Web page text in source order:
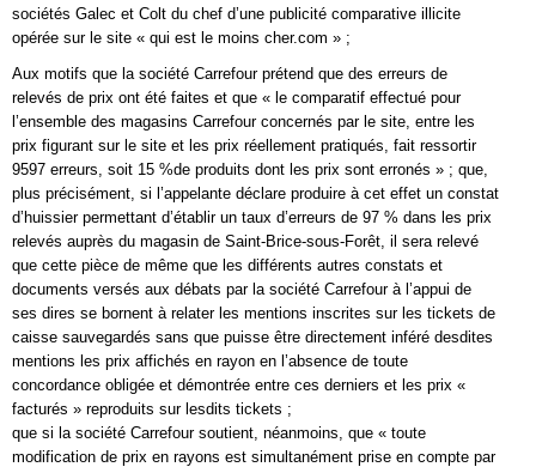
sociétés Galec et Colt du chef d’une publicité comparative illicite
opérée sur le site « qui est le moins cher.com » ;
Aux motifs que la société Carrefour prétend que des erreurs de
relevés de prix ont été faites et que « le comparatif effectué pour
l’ensemble des magasins Carrefour concernés par le site, entre les
prix figurant sur le site et les prix réellement pratiqués, fait ressortir
9597 erreurs, soit 15 %de produits dont les prix sont erronés » ; que,
plus précisément, si l’appelante déclare produire à cet effet un constat
d’huissier permettant d’établir un taux d’erreurs de 97 % dans les prix
relevés auprès du magasin de Saint-Brice-sous-Forêt, il sera relevé
que cette pièce de même que les différents autres constats et
documents versés aux débats par la société Carrefour à l’appui de
ses dires se bornent à relater les mentions inscrites sur les tickets de
caisse sauvegardés sans que puisse être directement inféré desdites
mentions les prix affichés en rayon en l’absence de toute
concordance obligée et démontrée entre ces derniers et les prix «
facturés » reproduits sur lesdits tickets ;
que si la société Carrefour soutient, néanmoins, que « toute
modification de prix en rayons est simultanément prise en compte par